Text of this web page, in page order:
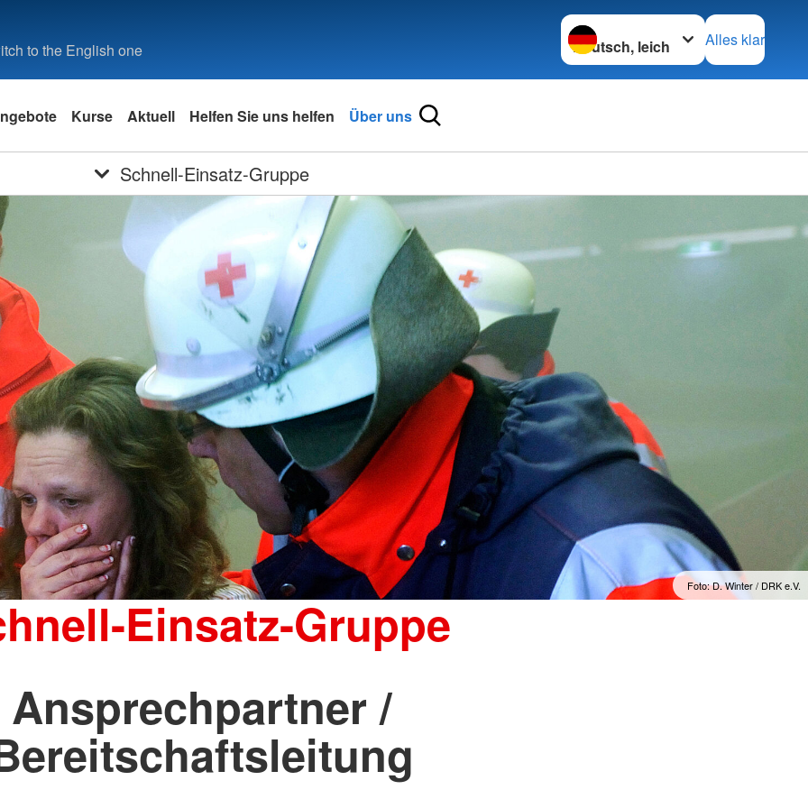
to the English one
Sprache wechseln zu
Alles klar
Kurse Aktuell Helfen Sie uns helfen Über uns
Schnell-Einsatz-Gruppe
Foto: D. Winter / DRK e.V.
Einsatz-Gruppe
Ansprechpartner /